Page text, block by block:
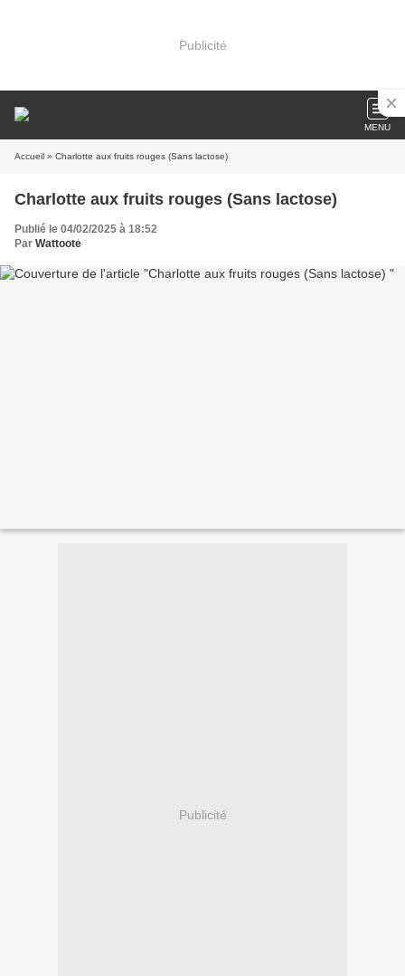
Publicité
MENU
Accueil » Charlotte aux fruits rouges (Sans lactose)
Charlotte aux fruits rouges (Sans lactose)
Publié le 04/02/2025 à 18:52
Par Wattoote
Publicité